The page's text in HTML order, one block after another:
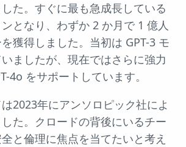
た。すぐに最も急成長している
となり、わずか 2 か月で 1 億人
獲得しました。当初は GPT-3 モ
ましたが、現在ではさらに強力
4o をサポートしています。
2023年にアンソロピック社によ
た。クロードの背後にいるチー
と倫理に焦点を当てたいと考え